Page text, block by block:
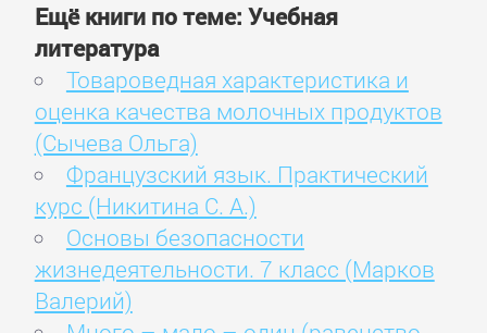
Ещё книги по теме: Учебная
литература
Товароведная характеристика и
оценка качества молочных продуктов
(Сычева Ольга)
Французский язык. Практический
курс (Никитина С. А.)
Основы безопасности
жизнедеятельности. 7 класс (Марков
Валерий)